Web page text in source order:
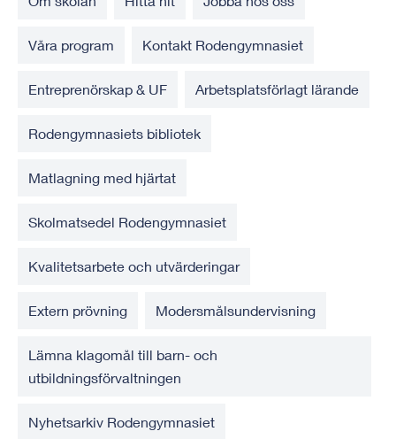
Våra program Kontakt Rodengymnasiet
Entreprenörskap & UF Arbetsplatsförlagt lärande
Rodengymnasiets bibliotek
Matlagning med hjärtat
Skolmatsedel Rodengymnasiet
Kvalitetsarbete och utvärderingar
Extern prövning Modersmålsundervisning
Lämna klagomål till barn- och
utbildningsförvaltningen
Nyhetsarkiv Rodengymnasiet